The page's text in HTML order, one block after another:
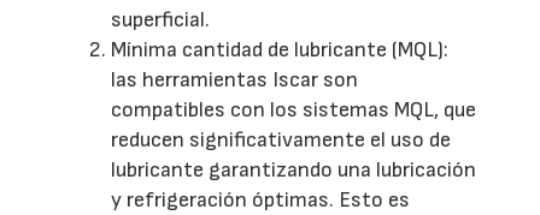
superficial.
Mínima cantidad de lubricante (MQL):
las herramientas Iscar son
compatibles con los sistemas MQL, que
reducen significativamente el uso de
lubricante garantizando una lubricación
y refrigeración óptimas. Esto es